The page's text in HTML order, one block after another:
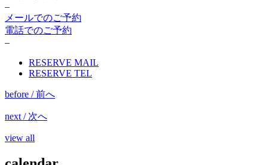
–
メールでのご予約
電話でのご予約
–
RESERVE MAIL
RESERVE TEL
before / 前へ
next / 次へ
view all